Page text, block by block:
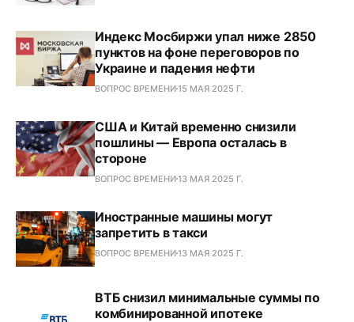
Индекс Мосбиржи упал ниже 2850
пунктов на фоне переговоров по
Украине и падения нефти
ВОПРОС ВРЕМЕНИ15 МАЯ 2025 Г.
США и Китай временно снизили
пошлины — Европа осталась в
стороне
ВОПРОС ВРЕМЕНИ13 МАЯ 2025 Г.
Иностранные машины могут
запретить в такси
ВОПРОС ВРЕМЕНИ13 МАЯ 2025 Г.
ВТБ снизил минимальные суммы по
комбинированной ипотеке